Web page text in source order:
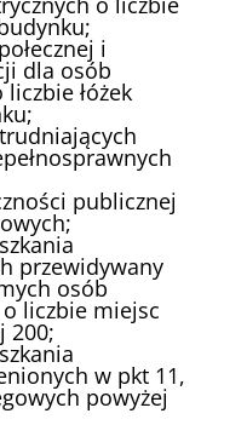
i
dla osób
łóżek
publicznej
przewidywany
osób
liczbie miejsc
200;
w pkt 11,
powyżej